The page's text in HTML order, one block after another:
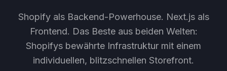
Shopify als Backend-Powerhouse. Next.js als
Frontend. Das Beste aus beiden Welten:
Shopifys bewährte Infrastruktur mit einem
individuellen, blitzschnellen Storefront.